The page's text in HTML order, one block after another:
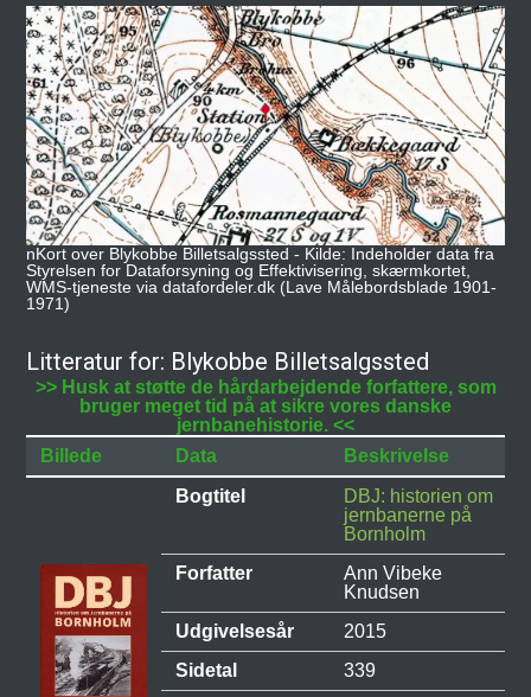
nKort over Blykobbe Billetsalgssted - Kilde: Indeholder data fra
Styrelsen for Dataforsyning og Effektivisering, skærmkortet,
WMS-tjeneste via datafordeler.dk (Lave Målebordsblade 1901-
1971)
Litteratur for: Blykobbe Billetsalgssted
>> Husk at støtte de hårdarbejdende forfattere, som
bruger meget tid på at sikre vores danske
jernbanehistorie. <<
Billede
Data
Beskrivelse
Bogtitel
DBJ: historien om
jernbanerne på
Bornholm
Forfatter
Ann Vibeke
Knudsen
Udgivelsesår
2015
Sidetal
339